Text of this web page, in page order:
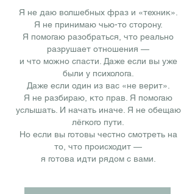
Я не даю волшебных фраз и «техник».
Я не принимаю чью-то сторону.
Я помогаю разобраться, что реально
разрушает отношения —
и что можно спасти. Даже если вы уже
были у психолога.
Даже если один из вас «не верит».
Я не разбираю, кто прав. Я помогаю
услышать. И начать иначе. Я не обещаю
лёгкого пути.
Но если вы готовы честно смотреть на
то, что происходит —
я готова идти рядом с вами.